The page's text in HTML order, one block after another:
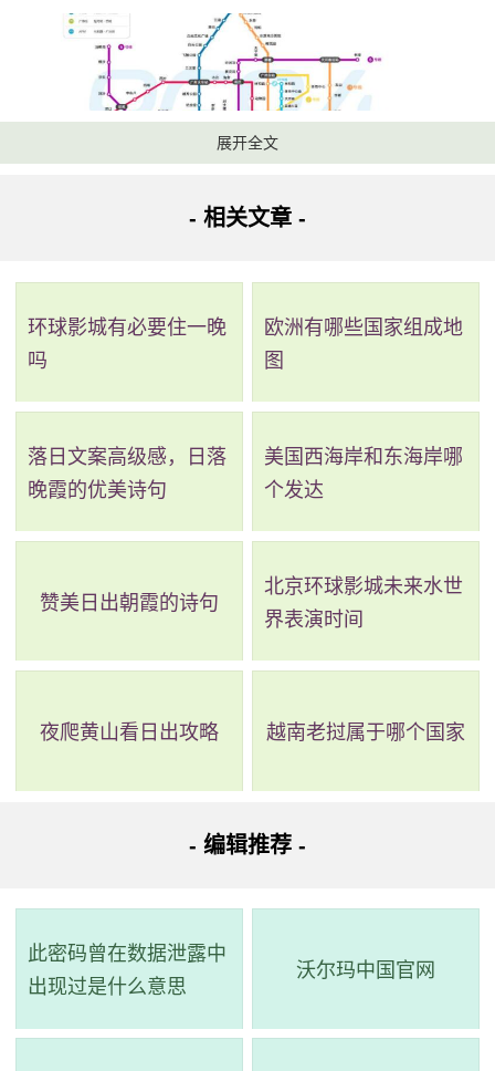
地铁2号线（会江站 至 石壁站）->步
行->地铁7号线（石壁站 至 大学城南站）->步行->地铁4号线
（大学城南站 至 黄村站） -> 到达。
详细路线：从起点到会江站乘地铁2号线(广州南站方向)
经过1站到石壁站；站内换乘；石壁站乘地铁7号线(大学城南
方向)经过7站到大学城南站；站内换乘；大学城南站乘地铁4
号线(黄村方向)经过6站到黄村站到达目的地。
路线简介：起点 ->地铁2号线（会江站 至 南洲站）->步
经过3站到南洲站(B口)；步行136米；海珠客运站总站站乘b7
路快线(东圃客运站总站方向)或b7路经过19站到brt东圃镇
站；步行1.6公里到达目的地。
展开全文
- 相关文章 -
环球影城有必要住一晚
吗
欧洲有哪些国家组成地
图
落日文案高级感，日落
晚霞的优美诗句
美国西海岸和东海岸哪
个发达
赞美日出朝霞的诗句
北京环球影城未来水世
界表演时间
夜爬黄山看日出攻略 越南老挝属于哪个国家
- 编辑推荐 -
此密码曾在数据泄露中
出现过是什么意思
沃尔玛中国官网